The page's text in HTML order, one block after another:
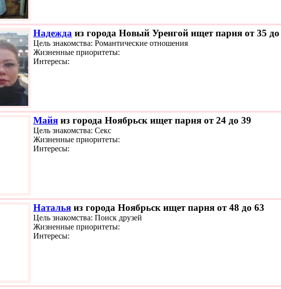
Надежда из города Новый Уренгой ищет парня от 35 до
Цель знакомства: Романтические отношения
Жизненные приоритеты:
Интересы:
Майя из города Ноябрьск ищет парня от 24 до 39
Цель знакомства: Секс
Жизненные приоритеты:
Интересы:
Наталья из города Ноябрьск ищет парня от 48 до 63
Цель знакомства: Поиск друзей
Жизненные приоритеты:
Интересы: